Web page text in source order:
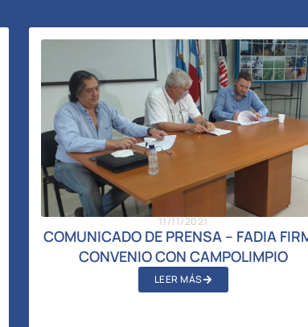
11/11/2021
COMUNICADO DE PRENSA – FADIA
CONVENIO CON CAMPOLIMPIO
LEER MÁS